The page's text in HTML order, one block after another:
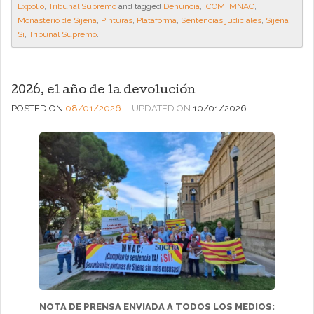
Expolio Tribunal Supremo and tagged Denuncia ICOM MNAC
Monasterio de Sijena Pinturas Plataforma Sentencias judiciales Sijena
Sí Tribunal Supremo
2026, el año de la devolución
POSTED ON 08/01/2026 UPDATED ON 10/01/2026
NOTA DE PRENSA ENVIADA A TODOS LOS MEDIOS: